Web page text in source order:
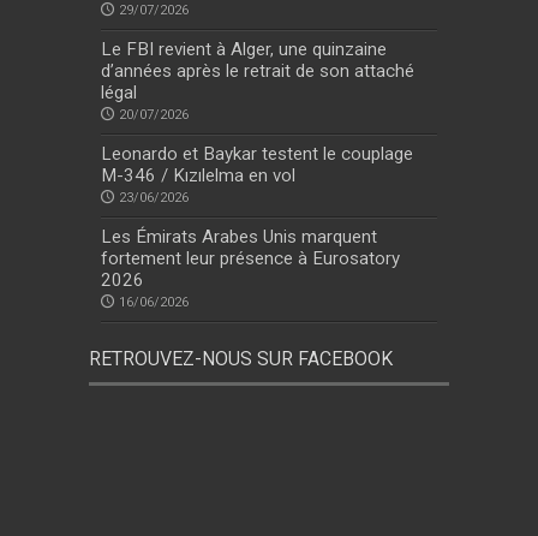
29/07/2026
Le FBI revient à Alger, une quinzaine
d’années après le retrait de son attaché
légal
20/07/2026
Leonardo et Baykar testent le couplage
M-346 / Kızılelma en vol
23/06/2026
Les Émirats Arabes Unis marquent
fortement leur présence à Eurosatory
2026
16/06/2026
RETROUVEZ-NOUS SUR FACEBOOK